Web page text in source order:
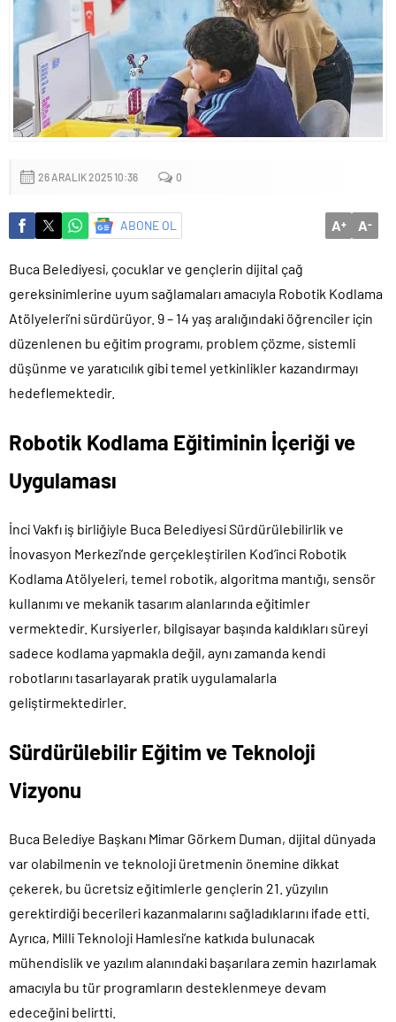
Sığacık’tan güçlü mesaj: “Deniz bizim, Sığacık hepimizin”
Maltepe’de çocuklar kitapların renkli dünyasında buluştu
26 ARALIK 2025 10:36 0
ABONE OL A+ A-
Buca Belediyesi, çocuklar ve gençlerin dijital çağ
gereksinimlerine uyum sağlamaları amacıyla Robotik Kodlama
Atölyeleri’ni sürdürüyor. 9 – 14 yaş aralığındaki öğrenciler için
düzenlenen bu eğitim programı, problem çözme, sistemli
düşünme ve yaratıcılık gibi temel yetkinlikler kazandırmayı
hedeflemektedir.
Robotik Kodlama Eğitiminin İçeriği ve
Uygulaması
İnci Vakfı iş birliğiyle Buca Belediyesi Sürdürülebilirlik ve
İnovasyon Merkezi’nde gerçekleştirilen Kod’inci Robotik
Kodlama Atölyeleri, temel robotik, algoritma mantığı, sensör
kullanımı ve mekanik tasarım alanlarında eğitimler
vermektedir. Kursiyerler, bilgisayar başında kaldıkları süreyi
sadece kodlama yapmakla değil, aynı zamanda kendi
robotlarını tasarlayarak pratik uygulamalarla
geliştirmektedirler.
Sürdürülebilir Eğitim ve Teknoloji
Vizyonu
Buca Belediye Başkanı Mimar Görkem Duman, dijital dünyada
var olabilmenin ve teknoloji üretmenin önemine dikkat
çekerek, bu ücretsiz eğitimlerle gençlerin 21. yüzyılın
gerektirdiği becerileri kazanmalarını sağladıklarını ifade etti.
Ayrıca, Milli Teknoloji Hamlesi’ne katkıda bulunacak
mühendislik ve yazılım alanındaki başarılara zemin hazırlamak
amacıyla bu tür programların desteklenmeye devam
edeceğini belirtti.